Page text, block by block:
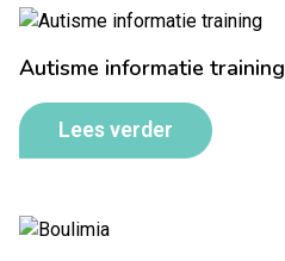
Autisme informatie training
Lees verder